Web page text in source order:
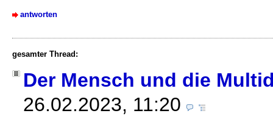
antworten
gesamter Thread:
Der Mensch und die
26.02.2023, 11:20